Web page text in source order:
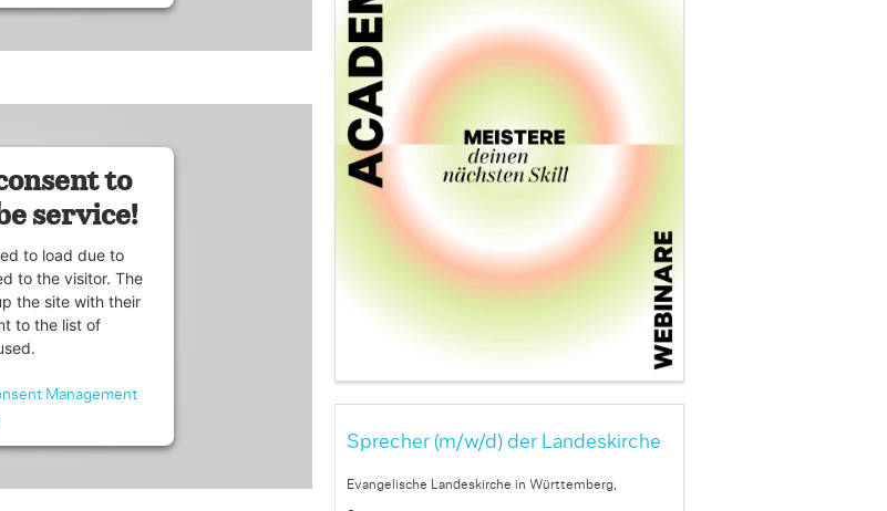
to
service!
to load due to
to the visitor. The
the site with their
to the list of
Management
Sprecher (m/w/d) der Landeskirche
Evangelische Landeskirche in Württemberg,